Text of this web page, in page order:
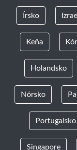
Írsko Izrael
Keňa
Holandsko
Nórsko
Portugalsko
Singapore